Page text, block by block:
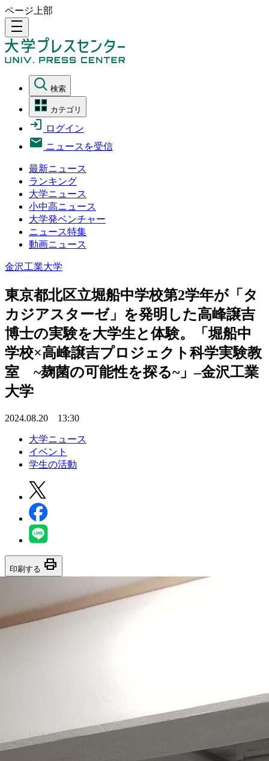
ページ上部
density_medium
検索
カテゴリ
ログイン
ニュースを受信
最新ニュース
ランキング
大学ニュース
小中高ニュース
大学発ベンチャー
ニュース特集
動画ニュース
金沢工業大学
東京都北区立堀船中学校第2学年が「タ
カジアスターゼ」を発明した高峰譲吉
博士の実験を大学生と体験。「堀船中
学校×高峰譲吉プロジェクト科学実験教
室 ~麹菌の可能性を探る~」–金沢工業
大学
2024.08.20 13:30
大学ニュース
イベント
学生の活動
印刷する print